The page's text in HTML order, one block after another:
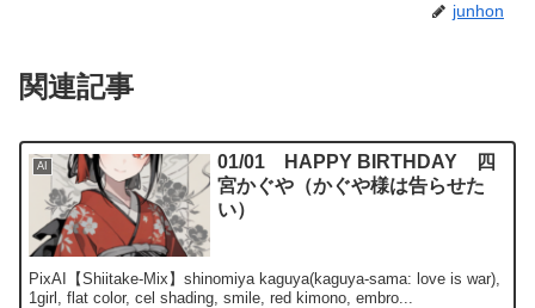
junhon
関連記事
AI
01/01 HAPPY BIRTHDAY 四
宮かぐや（かぐや様は告らせた
い）
PixAI【Shiitake-Mix】shinomiya kaguya(kaguya-sama: love is war),
1girl, flat color, cel shading, smile, red kimono, embro...